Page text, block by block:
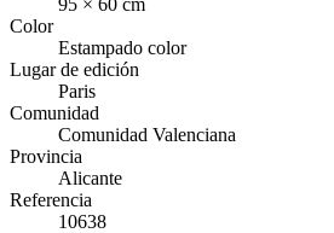
Color
Estampado color
Lugar de edición
Paris
Comunidad
Comunidad Valenciana
Provincia
Alicante
Referencia
10638